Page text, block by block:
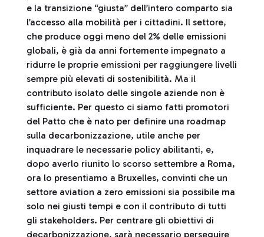
e la transizione “giusta” dell’intero comparto sia
l’accesso alla mobilità per i cittadini. Il settore,
che produce oggi meno del 2% delle emissioni
globali, è già da anni fortemente impegnato a
ridurre le proprie emissioni per raggiungere livelli
sempre più elevati di sostenibilità. Ma il
contributo isolato delle singole aziende non è
sufficiente. Per questo ci siamo fatti promotori
del Patto che è nato per definire una roadmap
sulla decarbonizzazione, utile anche per
inquadrare le necessarie policy abilitanti, e,
dopo averlo riunito lo scorso settembre a Roma,
ora lo presentiamo a Bruxelles, convinti che un
settore aviation a zero emissioni sia possibile ma
solo nei giusti tempi e con il contributo di tutti
gli stakeholders. Per centrare gli obiettivi di
decarbonizzazione, sarà necessario perseguire